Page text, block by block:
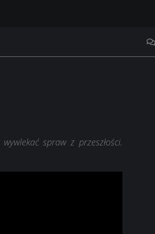
spraw z przeszłości.